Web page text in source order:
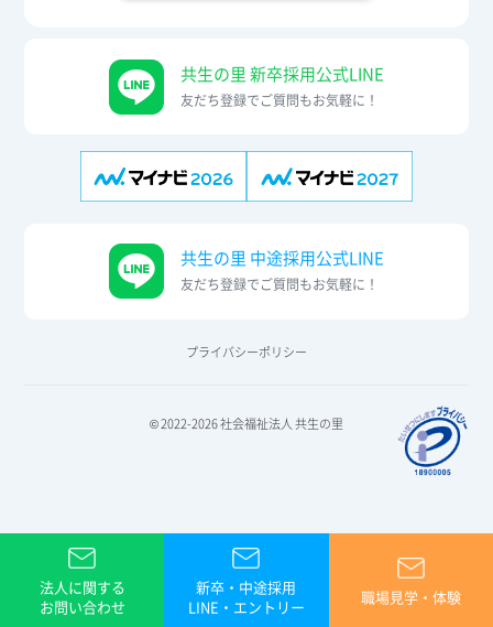
法人に関する
お問い合わせ
新卒・中途採用
LINE・エントリー
職場見学・体験
共生の里 新卒採用公式LINE
友だち登録でご質問もお気軽に！
共生の里 中途採用公式LINE
友だち登録でご質問もお気軽に！
プライバシーポリシー
© 2022-2026 社会福祉法人 共生の里